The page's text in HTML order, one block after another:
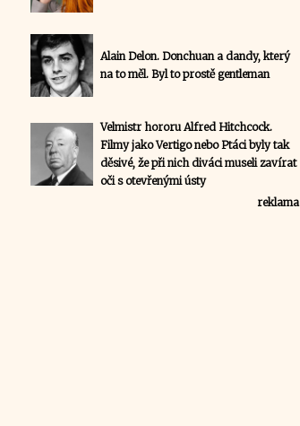
Alain Delon. Donchuan a dandy, který
na to měl. Byl to prostě gentleman
Velmistr hororu Alfred Hitchcock.
Filmy jako Vertigo nebo Ptáci byly tak
děsivé, že při nich diváci museli zavírat
oči s otevřenými ústy
reklama